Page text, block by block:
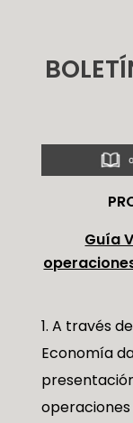
Guía
A través
Economía